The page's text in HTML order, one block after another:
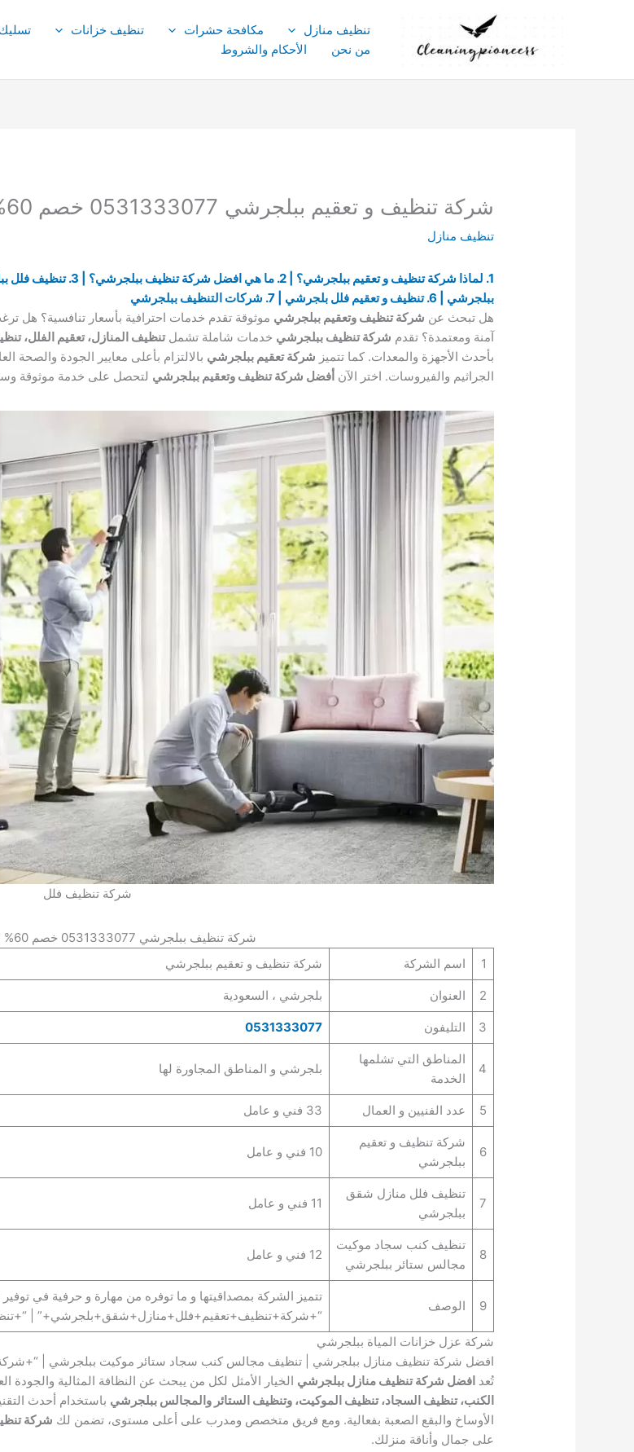
تنظيف منازل مكافحة حشرات تنظيف خزانات
من نحن
الأحكام والشروط
شركة تنظيف و تعقيم ببلجرشي 0531333077 خصم 60%
تنظيف منازل
ببلجرشي | 6. تنظيف و تعقيم فلل بلجرشي | 7. شركات التنظيف ببلجرشي
هل تبحث عن شركة تنظيف وتعقيم ببلجرشي موثوقة تقدم خدمات احترافية بأسعار تنافسية؟ هل
آمنة ومعتمدة؟ تقدم شركة تنظيف ببلجرشي خدمات شاملة تشملتنظيف المنازل، تعقيم الفلل،
بأحدث الأجهزة والمعدات. كما تتميز شركة تعقيم ببلجرشي بالالتزام بأعلى معايير الجودة
الجراثيم والفيروسات. اختر الآنأفضل شركة تنظيف وتعقيم ببلجرشي لتحصل على خدمة موثوقة
شركة تنظيف فلل
شركة تنظيف ببلجرشي 0531333077 خصم 60% فلل منازل شقق
1
اسم الشركة شركة تنظيف و تعقيم ببلجرشي
2 العنوان بلجرشي ، السعودية
3 التليفون 0531333077
4
المناطق التي تشلمها
الخدمة
بلجرشي و المناطق المجاورة لها
5 عدد الفنيين و العمال 33 فني و عامل
6
شركة تنظيف و تعقيم
ببلجرشي
10 فني و عامل
7
تنظيف فلل منازل شقق
ببلجرشي
11 فني و عامل
8
تنظيف كنب سجاد موكيت
مجالس ستائر ببلجرشي
12 فني و عامل
9 الوصف
تتميز الشركة بمصداقيتها و ما توفره من مهارة و حرفية في
“+شركة+تنظيف+تعقيم+فلل+منازل+شقق+بلجرشي+” |
شركة عزل خزانات المياة ببلجرشي
افضل شركة تنظيف منازل ببلجرشي | تنظيف مجالس كنب سجاد ستائر موكيت ببلجرشي |
تُعدافضل شركة تنظيف منازل ببلجرشي الخيار الأمثل لكل من يبحث عن النظافة المثالية
الكنب، تنظيف السجاد، تنظيف الموكيت، وتنظيف الستائر والمجالس ببلجرشي باستخدام أحدث
الأوساخ والبقع الصعبة بفعالية. ومع فريق متخصص ومدرب على أعلى مستوى، تضمن لك شركة
على جمال وأناقة منزلك.